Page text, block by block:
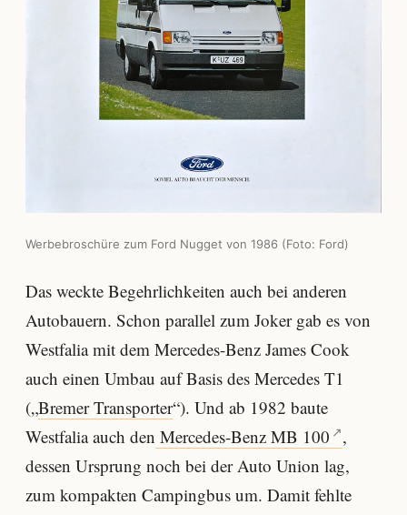
Werbebroschüre zum Ford Nugget von 1986 (Foto: Ford)
Das weckte Begehrlichkeiten auch bei anderen
Autobauern. Schon parallel zum Joker gab es von
Westfalia mit dem Mercedes-Benz James Cook
auch einen Umbau auf Basis des Mercedes T1
(„Bremer Transporter“). Und ab 1982 baute
Westfalia auch den Mercedes-Benz MB 100
,
dessen Ursprung noch bei der Auto Union lag,
zum kompakten Campingbus um. Damit fehlte